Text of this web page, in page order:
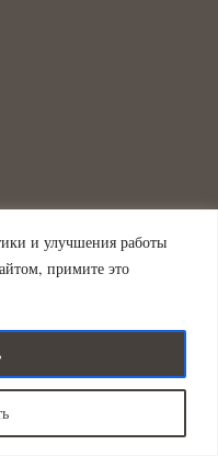
и улучшения работы
примите это